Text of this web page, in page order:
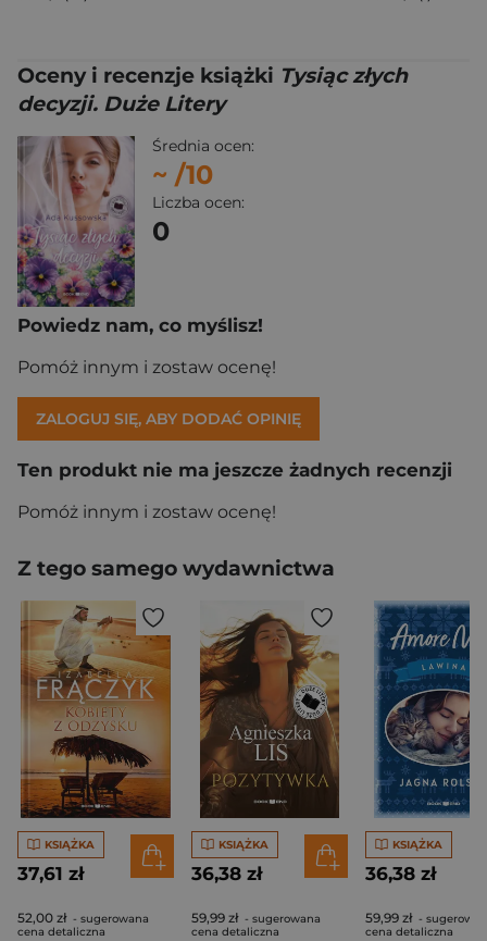
Oceny i recenzje książki Tysiąc złych
decyzji. Duże Litery
Średnia ocen:
~ /10
Liczba ocen:
0
Powiedz nam, co myślisz!
Pomóż innym i zostaw ocenę!
ZALOGUJ SIĘ, ABY DODAĆ OPINIĘ
Ten produkt nie ma jeszcze żadnych recenzji
Pomóż innym i zostaw ocenę!
Z tego samego wydawnictwa
KSIĄŻKA
37,61 zł
52,00 zł - sugerowana
cena detaliczna
KSIĄŻKA
36,38 zł
59,99 zł - sugerowana
cena detaliczna
KSIĄŻKA
36,38 zł
59,99 zł -
cena detaliczna